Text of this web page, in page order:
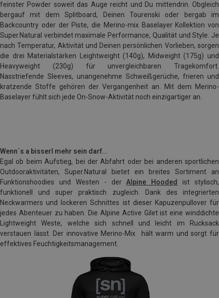
feinster Powder soweit das Auge reicht und Du mittendrin. Obgleich
bergauf mit dem Splitboard, Deinen Tourenski oder bergab im
Backcountry oder der Piste, die Merino-mix Baselayer Kollektion von
Super.Natural verbindet maximale Performance, Qualität und Style. Je
nach Temperatur, Aktivität und Deinen persönlichen Vorlieben, sorgen
die drei Materialstärken Leightweight (140g), Midweight (175g) und
Heavyweight (230g) für unvergleichbaren Tragekomfort.
Nasstriefende Sleeves, unangenehme Schweißgerüche, frieren und
kratzende Stoffe gehören der Vergangenheit an. Mit dem Merino-
Baselayer fühlt sich jede On-Snow-Aktivität noch einzigartiger an.
Wenn´s a bisserl mehr sein darf...
Egal ob beim Aufstieg, bei der Abfahrt oder bei anderen sportlichen
Outdooraktivitäten, Super.Natural bietet ein breites Sortiment an
Funktionshoodies und Westen - derAlpine Hooded
ist stylisch,
funktionell und super praktisch zugleich. Dank des integrierten
Neckwarmers und lockeren Schnittes ist dieser Kapuzenpullover für
jedes Abenteuer zu haben. Die Alpine Active Gilet ist eine winddichte
Lightweight Weste, welche sich schnell und leicht im Rucksack
verstauen lässt. Der innovative Merino-Mix hält warm und sorgt für
effektives Feuchtigkeitsmanagement.